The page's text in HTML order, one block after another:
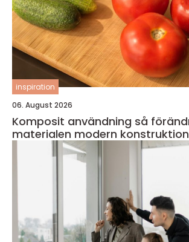
inspiration
06. August 2026
Komposit användning så förändrar
materialen modern konstruktion